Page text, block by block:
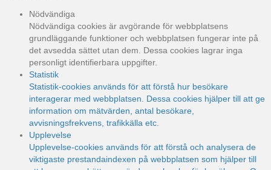
Nödvändiga
Nödvändiga cookies är avgörande för webbplatsens
grundläggande funktioner och webbplatsen fungerar inte på
det avsedda sättet utan dem. Dessa cookies lagrar inga
personligt identifierbara uppgifter.
Statistik
Statistik-cookies används för att förstå hur besökare
interagerar med webbplatsen. Dessa cookies hjälper till att ge
information om mätvärden, antal besökare,
avvisningsfrekvens, trafikkälla etc.
Upplevelse
Upplevelse-cookies används för att förstå och analysera de
viktigaste prestandaindexen på webbplatsen som hjälper till